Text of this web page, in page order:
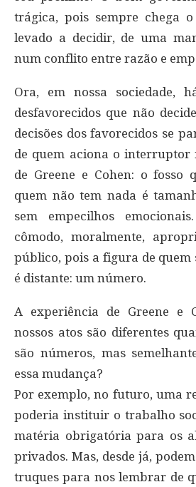
trágica, pois sempre chega
levado a decidir, de uma
num conflito entre razão e
Ora, em nossa sociedade,
desfavorecidos que não
decisões dos favorecidos se
de quem aciona o interruptor
de Greene e Cohen: o fosso
quem não tem nada é
sem empecilhos
cômodo, moralmente,
público, pois a figura de quem
é distante: um número.
A experiência de Greene e
nossos atos são diferentes
são números, mas
essa mudança?
Por exemplo, no futuro, uma
poderia instituir o trabalho
matéria obrigatória para os
privados. Mas, desde já,
truques para nos lembrar de